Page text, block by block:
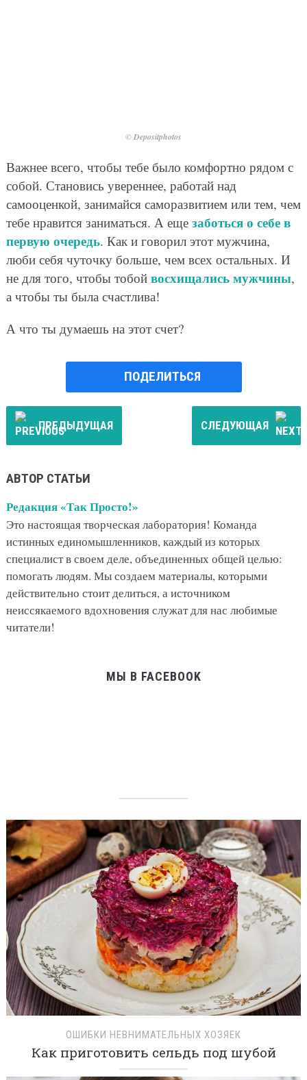
© Depositphotos
Важнее всего, чтобы тебе было комфортно рядом с
собой. Становись увереннее, работай над
самооценкой, занимайся саморазвитием или тем, чем
тебе нравится заниматься. А еще заботься о себе в
первую очередь. Как и говорил этот мужчина,
люби себя чуточку больше, чем всех остальных. И
не для того, чтобы тобой восхищались мужчины,
а чтобы ты была счастлива!
А что ты думаешь на этот счет?
ПОДЕЛИТЬСЯ
ПРЕДЫДУЩАЯ СЛЕДУЮЩАЯ
АВТОР СТАТЬИ
Редакция «Так Просто!»
Это настоящая творческая лаборатория! Команда
истинных единомышленников, каждый из которых
специалист в своем деле, объединенных общей целью:
помогать людям. Мы создаем материалы, которыми
действительно стоит делиться, а источником
неиссякаемого вдохновения служат для нас любимые
читатели!
МЫ В FACEBOOK
ОШИБКИ НЕВНИМАТЕЛЬНЫХ ХОЗЯЕК
Как приготовить сельдь под шубой